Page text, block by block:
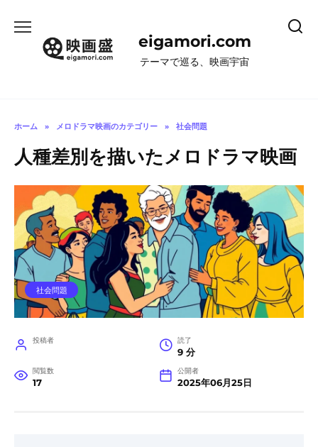
eigamori.com
テーマで巡る、映画宇宙
ホーム » メロドラマ映画のカテゴリー » 社会問題
人種差別を描いたメロドラマ映画
社会問題
投稿者 読了
9 分
閲覧数
17
公開者
2025年06月25日